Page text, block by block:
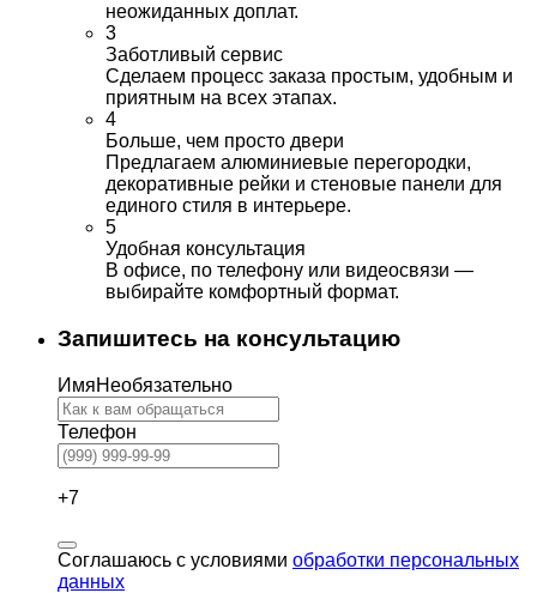
неожиданных доплат.
3
Заботливый сервис
Сделаем процесс заказа простым, удобным и
приятным на всех этапах.
4
Больше, чем просто двери
Предлагаем алюминиевые перегородки,
декоративные рейки и стеновые панели для
единого стиля в интерьере.
5
Удобная консультация
В офисе, по телефону или видеосвязи —
выбирайте комфортный формат.
Запишитесь на консультацию
ИмяНеобязательно
Телефон
+7
Соглашаюсь с условиями обработки персональных
данных